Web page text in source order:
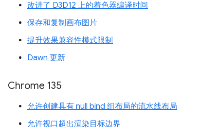
改进了 D3D12 上的着色器编译时间
保存和复制画布图片
提升效果兼容性模式限制
Dawn 更新
Chrome 135
允许创建具有 null bind 组布局的流水线布局
允许视口超出渲染目标边界